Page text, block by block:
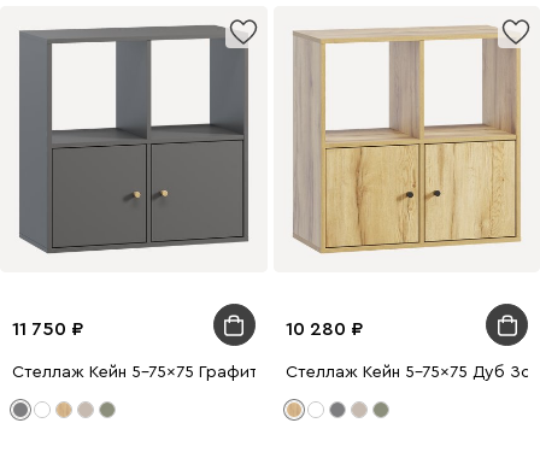
11 750
Стеллаж Кейн 5-75x75 Графитовый
10 280
Стеллаж Кейн 5-75x75 Дуб